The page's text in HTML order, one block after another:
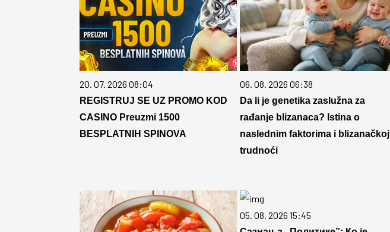
20. 07. 2026 08:04
REGISTRUJ SE UZ PROMO KOD
CASINO Preuzmi 1500
BESPLATNIH SPINOVA
06. 08. 2026 06:38
Da li je genetika zaslužna za
rađanje blizanaca? Istina o
naslednim faktorima i blizanačkoj
trudnoći
05. 08. 2026 15:45